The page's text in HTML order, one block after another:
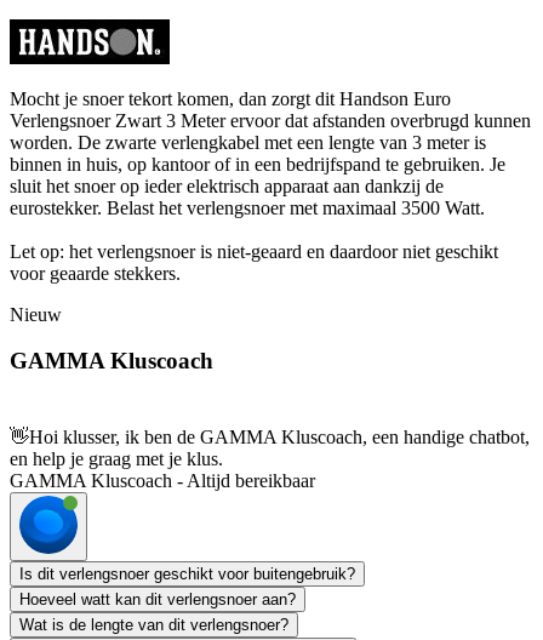
Mocht je snoer tekort komen, dan zorgt dit Handson Euro
Verlengsnoer Zwart 3 Meter ervoor dat afstanden overbrugd kunnen
worden. De zwarte verlengkabel met een lengte van 3 meter is
binnen in huis, op kantoor of in een bedrijfspand te gebruiken. Je
sluit het snoer op ieder elektrisch apparaat aan dankzij de
eurostekker. Belast het verlengsnoer met maximaal 3500 Watt.
Let op: het verlengsnoer is niet-geaard en daardoor niet geschikt
voor geaarde stekkers.
Nieuw
GAMMA Kluscoach
👋Hoi klusser, ik ben de GAMMA Kluscoach, een handige chatbot,
en help je graag met je klus.
GAMMA Kluscoach - Altijd bereikbaar
Is dit verlengsnoer geschikt voor buitengebruik?
Hoeveel watt kan dit verlengsnoer aan?
Wat is de lengte van dit verlengsnoer?